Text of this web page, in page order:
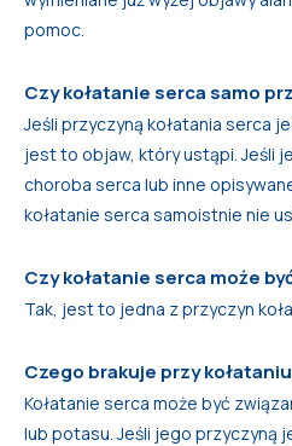
pomoc.
Czy kołatanie serca samo
Jeśli przyczyną kołatania serca
jest to objaw, który ustąpi. Jeśli
choroba serca lub inne
kołatanie serca samoistnie nie
Czy kołatanie serca może
Tak, jest to jedna z przyczyn
Czego brakuje przy
Kołatanie serca może być
lub potasu. Jeśli jego przyczyną